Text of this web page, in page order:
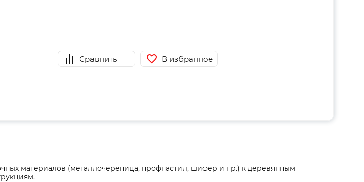
Сравнить В избранное
материалов (металлочерепица, профнастил, шифер и пр.) к деревянным